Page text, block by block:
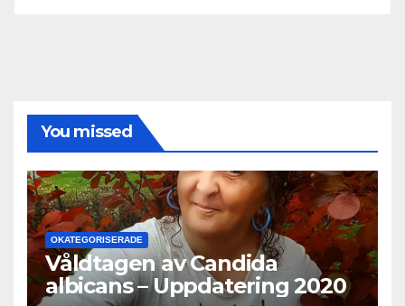
You missed
OKATEGORISERADE
Våldtagen av Candida
albicans – Uppdatering 2020